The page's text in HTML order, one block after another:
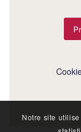
Notre site